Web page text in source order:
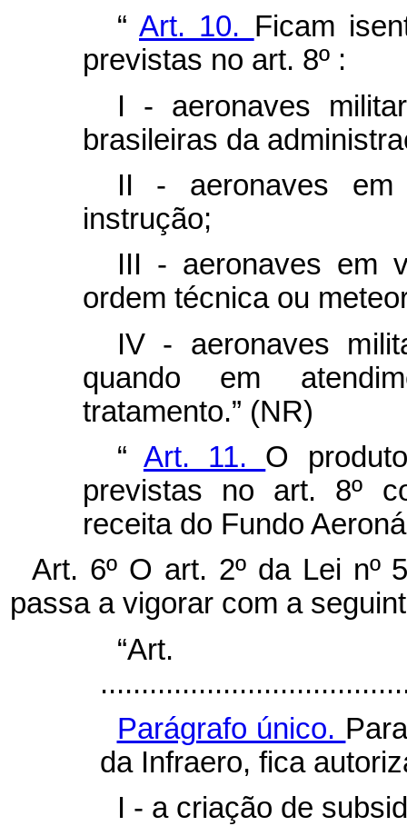
“ Art. 10. Ficam
previstas no art. 8º :
I - aeronaves
brasileiras da
II - aeronaves
instrução;
III - aeronaves em
ordem técnica ou
IV - aeronaves
quando em
tratamento.” (NR)
“ Art. 11. O
previstas no art. 8º
receita do Fundo
Art. 6º O art. 2º da Lei nº
passa a vigorar com a
Parágrafo único.
da Infraero, fica
I - a criação de